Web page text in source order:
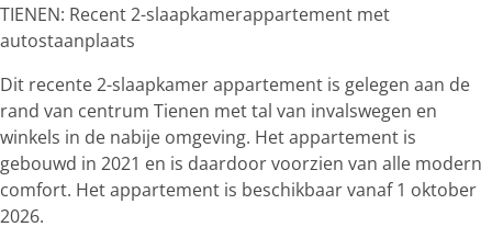
TIENEN: Recent 2-slaapkamerappartement met
autostaanplaats
Dit recente 2-slaapkamer appartement is gelegen aan de
rand van centrum Tienen met tal van invalswegen en
winkels in de nabije omgeving. Het appartement is
gebouwd in 2021 en is daardoor voorzien van alle modern
comfort. Het appartement is beschikbaar vanaf 1 oktober
2026.